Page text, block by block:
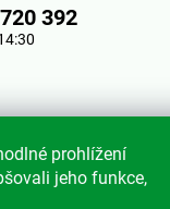
prohlížení
jeho funkce,
392